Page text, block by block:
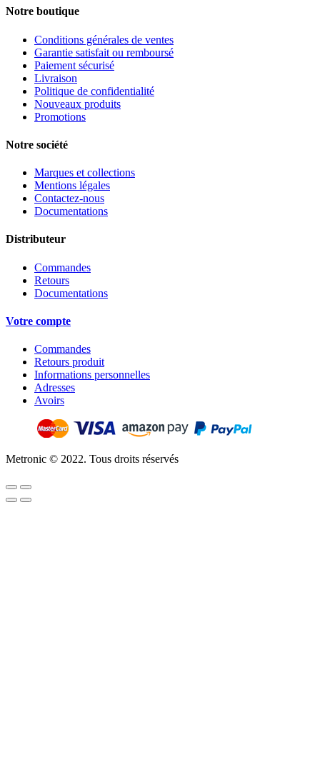
Notre boutique
Conditions générales de ventes
Garantie satisfait ou remboursé
Paiement sécurisé
Livraison
Politique de confidentialité
Nouveaux produits
Promotions
Notre société
Marques et collections
Mentions légales
Contactez-nous
Documentations
Distributeur
Commandes
Retours
Documentations
Votre compte
Commandes
Retours produit
Informations personnelles
Adresses
Avoirs
Metronic © 2022. Tous droits réservés